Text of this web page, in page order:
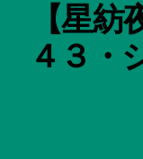
【星
４３・